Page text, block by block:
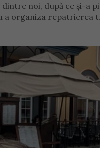
noi, după ce și-a
organiza repatrierea